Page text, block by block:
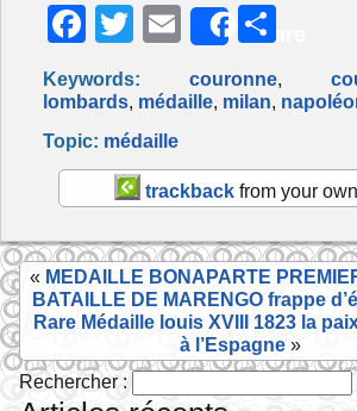
F
c
e
b
o
o
k
T
itt
er
E
ai
Share
ta
er
Keywords:couronne,
lombards, médaille, milan,
Topic: médaille
trackback from your
« MEDAILLE BONAPARTE
BATAILLE DE MARENGO frappe
Rare Médaille louis XVIII 1823 la
à l’Espagne»
Rechercher :